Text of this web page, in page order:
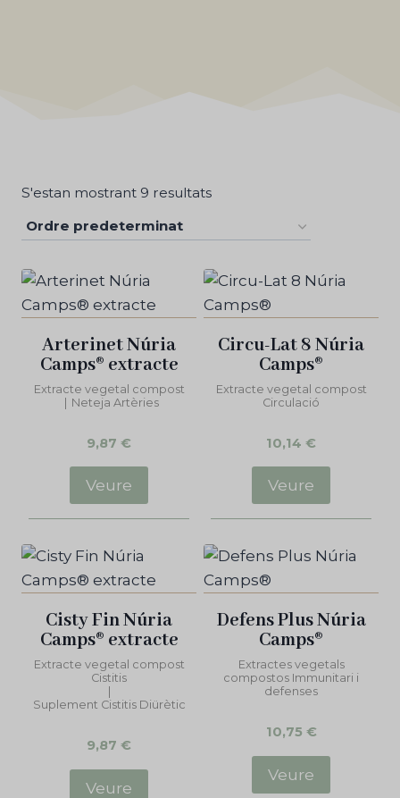
S'estan mostrant 9 resultats
Arterinet Núria
Camps® extracte
Extracte vegetal compost
| Neteja Artèries
9,87 €
Veure
Circu-Lat 8 Núria
Camps®
Extracte vegetal compost
Circulació
10,14 €
Veure
Cisty Fin Núria
Camps® extracte
Extracte vegetal compost
Cistitis
Suplement Cistitis Diürètic
9,87 €
Veure
Defens Plus Núria
Camps®
Extractes vegetals
compostos Immunitari i
defenses
10,75 €
Veure